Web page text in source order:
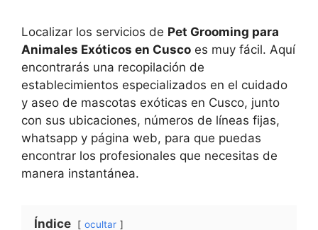
Localizar los servicios de Pet Grooming para
Animales Exóticos en Cusco es muy fácil. Aquí
encontrarás una recopilación de
establecimientos especializados en el cuidado
y aseo de mascotas exóticas en Cusco, junto
con sus ubicaciones, números de líneas fijas,
whatsapp y página web, para que puedas
encontrar los profesionales que necesitas de
manera instantánea.
Índice ocultar